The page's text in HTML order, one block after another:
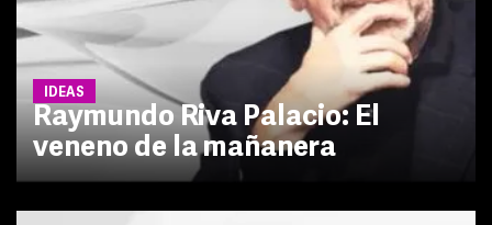
IDEAS
Raymundo Riva Palacio: El
veneno de la mañanera